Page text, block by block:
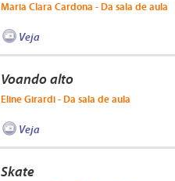
Maria Clara Cardona - Da sala de aula
Veja
Voando alto
Eline Girardi - Da sala de aula
Veja
Skate